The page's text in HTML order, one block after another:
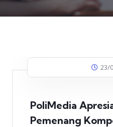
23/
PoliMedia
Pemenang